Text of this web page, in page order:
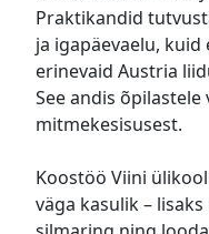
Praktikandid
ja igapäevaelu,
erinevaid Austria
See andis
mitmekesisusest.
Koostöö Viini
väga kasulik –